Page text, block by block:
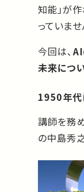
知能」が
っていませ
今回は、 AI
未来につ
1950年代
講師を務
の中島秀